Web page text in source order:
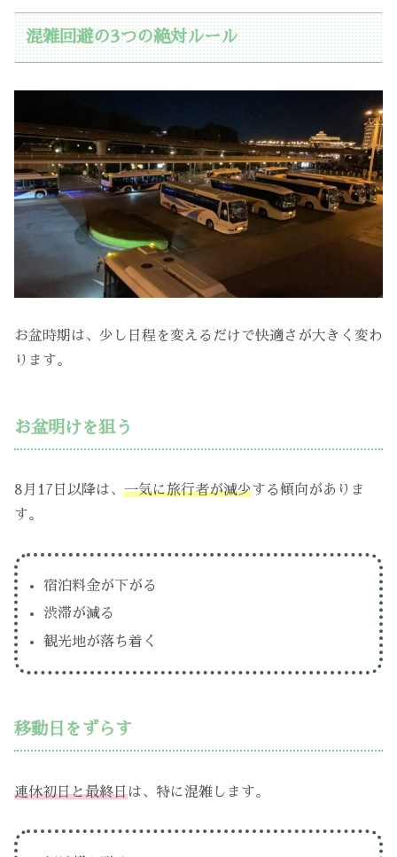
混雑回避の3つの絶対ルール
お盆時期は、少し日程を変えるだけで快適さが大きく変わ
ります。
お盆明けを狙う
8月17日以降は、 一気に旅行者が減少する傾向がありま
す。
宿泊料金が下がる
渋滞が減る
観光地が落ち着く
移動日をずらす
連休初日と最終日は、特に混雑します。